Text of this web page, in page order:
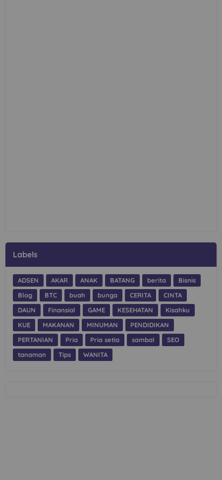
Labels
ADSEN AKAR ANAK BATANG berita
Bisnis
Blog
BTC buah bunga CERITA
CINTA
DAUN
Finansial GAME KESEHATAN
Kisahku
KUE
MAKANAN MINUMAN
PENDIDIKAN
PERTANIAN
Pria Pria setia sambal
SEO
tanaman
Tips WANITA